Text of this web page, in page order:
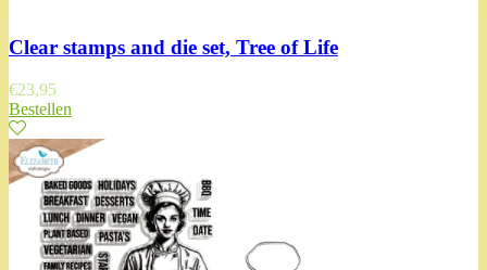
Clear stamps and die set, Tree of Life
€23,95
Bestellen